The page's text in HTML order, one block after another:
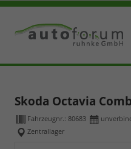
Skoda Octavia
Fahrzeugnr.: 80683
Zentrallager